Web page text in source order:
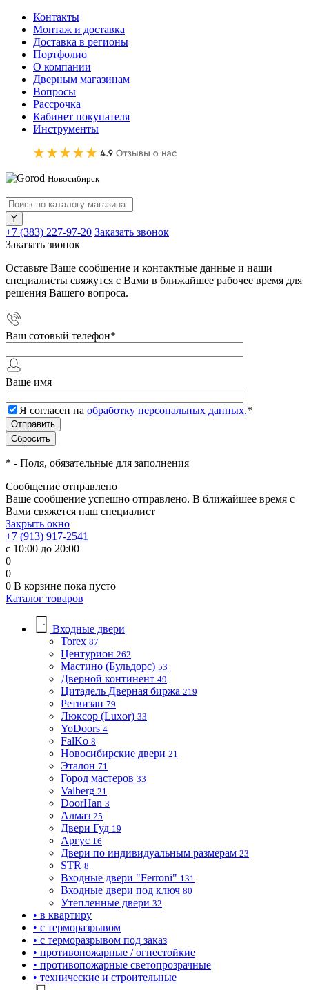
Контакты
Монтаж и доставка
Доставка в регионы
Портфолио
О компании
Дверным магазинам
Вопросы
Рассрочка
Кабинет покупателя
Инструменты
Новосибирск
+7 (383) 227-97-20 Заказать звонок
Заказать звонок
Оставьте Ваше сообщение и контактные данные и наши
специалисты свяжутся с Вами в ближайшее рабочее время для
решения Вашего вопроса.
Ваш сотовый телефон*
Ваше имя
Я согласен на обработку персональных данных.*
* - Поля, обязательные для заполнения
Сообщение отправлено
Ваше сообщение успешно отправлено. В ближайшее время с
Вами свяжется наш специалист
Закрыть окно
+7 (913) 917-2541
с 10:00 до 20:00
0
0
0 В корзине пока пусто
Каталог товаров
Входные двери
Torex 87
Центурион 262
Мастино (Бульдорс) 53
Дверной континент 49
Цитадель Дверная биржа 219
Ретвизан 79
Люксор (Luxor) 33
YoDoors 4
FalKo 8
Новосибирские двери 21
Эталон 71
Город мастеров 33
Valberg 21
DoorHan 3
Алмаз 25
Двери Гуд 19
Аргус 16
Двери по индивидуальным размерам 23
STR 8
Входные двери "Ferroni" 131
Входные двери под ключ 80
Утепленные двери 32
• в квартиру
• с терморазрывом
• с терморазрывом под заказ
• противопожарные / огнестойкие
• противопожарные светопрозрачные
• технические и строительные